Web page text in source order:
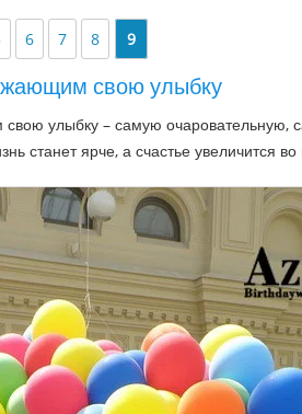
6 7 8 9
свою улыбку
улыбку – самую
станет ярче, а счастье увеличится